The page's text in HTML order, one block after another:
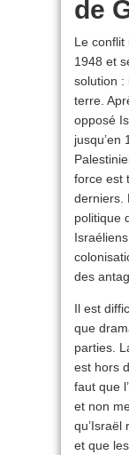
de
Le conflit
1948 et
solution :
terre.
opposé
jusqu’en
force est
derniers.
politique
des
Il est
que
parties.
est hors
faut que
et non
qu’Israël
et que